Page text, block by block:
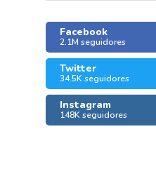
Facebook
2.1M seguidores
Twitter
34.5K seguidores
Instagram
148K seguidores